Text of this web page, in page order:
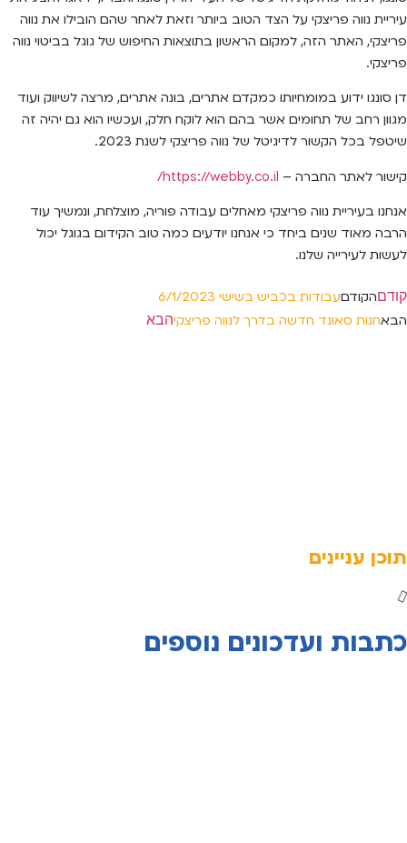
עיריית נווה פריצקי על הצד הטוב ביותר וזאת לאחר שהם הובילו את נווה
פריצקי, האתר הזה, למקום הראשון בתוצאות החיפוש של גוגל בביטוי נווה
פריצקי.
דן סונגו ידוע במומחיותו כמקדם אתרים, בונה אתרים, מרצה לשיווק ועוד
מגוון רחב של תחומים אשר בהם הוא לוקח חלק, ועכשיו הוא גם יהיה זה
שיטפל בכל הקשור לדיגיטל של נווה פריצקי לשנת 2023.
קישור לאתר החברה – https://webby.co.il/
אנחנו בעיריית נווה פריצקי מאחלים עבודה פוריה, מוצלחת, ונמשיך עוד
הרבה מאוד שנים ביחד כי אנחנו יודעים כמה טוב הקידום בגוגל יכול
לעשות לעירייה שלנו.
קודםהקודםעבודות בכביש בשישי 6/1/2023
הבאחנות סאונד חדשה בדרך לנווה פריצקיהבא
תוכן עניינים
כתבות ועדכונים נוספים